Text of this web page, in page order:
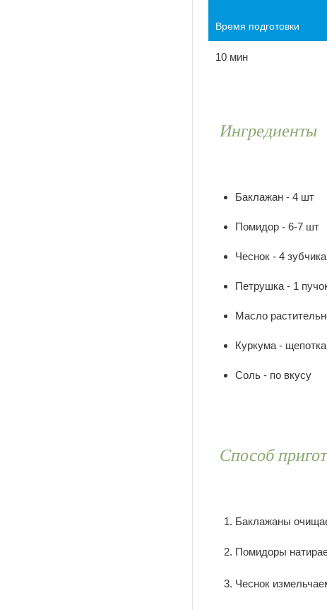
Время подготовки
10 мин
Ингредиенты
Баклажан - 4 шт
Помидор - 6-7 шт
Чеснок - 4 зубчика
Петрушка - 1
Масло
Куркума - щепотка
Соль - по вкусу
Способ
Баклажаны
Помидоры
Чеснок